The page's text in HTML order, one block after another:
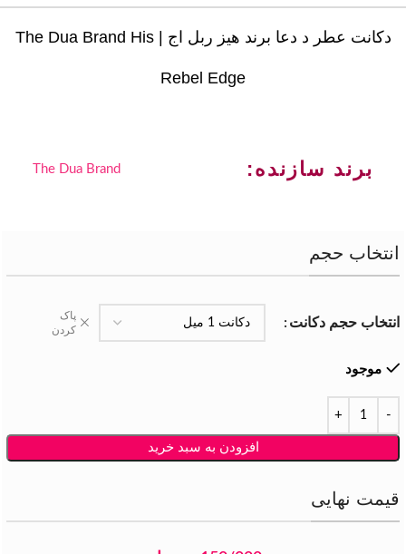
دکانت عطر د دعا برند هیز ربل اج | The Dua Brand His
Rebel Edge
برند سازنده: The Dua Brand
انتخاب حجم
انتخاب حجم دکانت
پاک
کردن
موجود
افزودن به سبد خرید
قیمت نهایی